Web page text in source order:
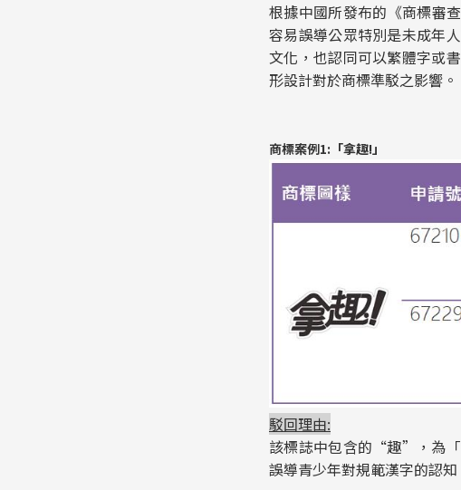
根據中國所發布的《商標審
容易誤導公眾特別是未成年
文化，也認同可以繁體字或
形設計對於商標準駁之影響。
商標案例1:「拿趣!」
駁回理由:
該標誌中包含的“趣”，為「
誤導青少年對規範漢字的認